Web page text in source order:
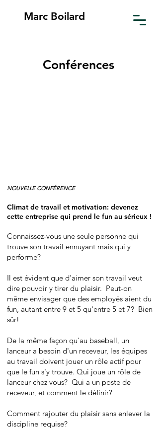
Marc Boilard
Conférences
NOUVELLE CONFÉRENCE
Climat de travail et motivation: devenez
cette entreprise qui prend le fun au sérieux !
Connaissez-vous une seule personne qui
trouve son travail ennuyant mais qui y
performe?
Il est évident que d'aimer son travail veut
dire pouvoir y tirer du plaisir. Peut-on
même envisager que des employés aient du
fun, autant entre 9 et 5 qu'entre 5 et 7? Bien
sûr!
De la même façon qu'au baseball, un
lanceur a besoin d'un receveur, les équipes
au travail doivent jouer un rôle actif pour
que le fun s'y trouve. Qui joue un rôle de
lanceur chez vous? Qui a un poste de
receveur, et comment le définir?
Comment rajouter du plaisir sans enlever la
discipline requise?